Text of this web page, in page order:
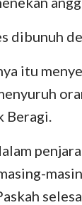
Kisah
I Korintus
Galatia
Filipi
I Tesalonika
I Timotius
dibunuh
itu
Beragi.